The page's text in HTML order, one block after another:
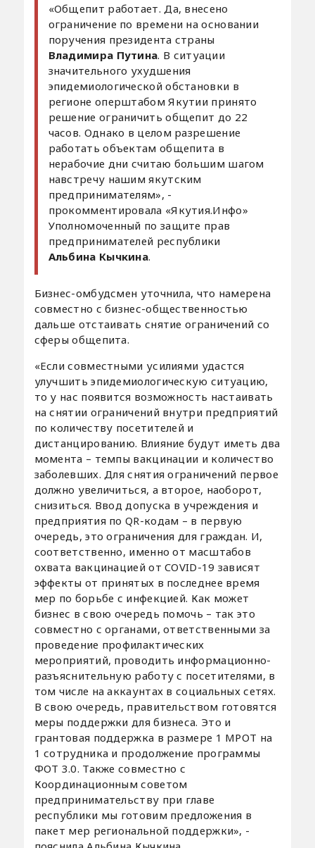
«Общепит работает. Да, внесено
ограничение по времени на основании
поручения президента страны
Владимира Путина. В ситуации
значительного ухудшения
эпидемиологической обстановки в
регионе оперштабом Якутии принято
решение ограничить общепит до 22
часов. Однако в целом разрешение
работать объектам общепита в
нерабочие дни считаю большим шагом
навстречу нашим якутским
предпринимателям», -
прокомментировала «Якутия.Инфо»
Уполномоченный по защите прав
предпринимателей республики
Альбина Кычкина.
Бизнес-омбудсмен уточнила, что намерена
совместно с бизнес-общественностью
дальше отстаивать снятие ограничений со
сферы общепита.
«Если совместными усилиями удастся
улучшить эпидемиологическую ситуацию,
то у нас появится возможность настаивать
на снятии ограничений внутри предприятий
по количеству посетителей и
дистанцированию. Влияние будут иметь два
момента – темпы вакцинации и количество
заболевших. Для снятия ограничений первое
должно увеличиться, а второе, наоборот,
снизиться. Ввод допуска в учреждения и
предприятия по QR-кодам – в первую
очередь, это ограничения для граждан. И,
соответственно, именно от масштабов
охвата вакцинацией от COVID-19 зависят
эффекты от принятых в последнее время
мер по борьбе с инфекцией. Как может
бизнес в свою очередь помочь – так это
совместно с органами, ответственными за
проведение профилактических
мероприятий, проводить информационно-
разъяснительную работу с посетителями, в
том числе на аккаунтах в социальных сетях.
В свою очередь, правительством готовятся
меры поддержки для бизнеса. Это и
грантовая поддержка в размере 1 МРОТ на
1 сотрудника и продолжение программы
ФОТ 3.0. Также совместно с
Координационным советом
предпринимательству при главе
республики мы готовим предложения в
пакет мер региональной поддержки», -